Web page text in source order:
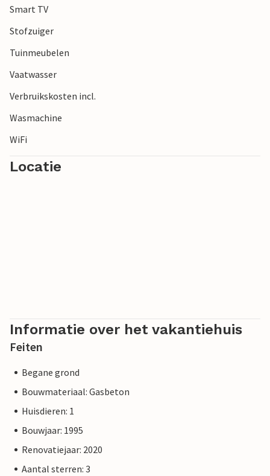
Smart TV
Stofzuiger
Tuinmeubelen
Vaatwasser
Verbruikskosten incl.
Wasmachine
WiFi
Locatie
Informatie over het vakantiehuis
Feiten
Begane grond
Bouwmateriaal: Gasbeton
Huisdieren: 1
Bouwjaar: 1995
Renovatiejaar: 2020
Aantal sterren: 3